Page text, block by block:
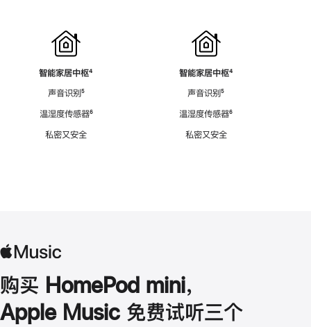
智能家居中枢脚
⁴
声音识别脚
⁵
温湿度传感器脚
⁶
私密又安全
智能家居中枢脚
⁴
声音识别脚
⁵
温湿度传感器脚
⁶
私密又安全
购买 HomePod mini，
Apple Music 免费试听三个